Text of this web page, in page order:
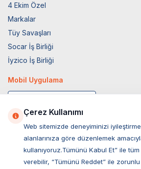
4 Ekim Özel
Markalar
Tüy Savaşları
Socar İş Birliği
İyzico İş Birliği
Mobil Uygulama
Çerez Kullanımı
Web sitemizde deneyiminizi
alanlarınıza göre düzenlemek
kullanıyoruz.Tümünü Kabul Et” ile
verebilir, “Tümünü Reddet” ile